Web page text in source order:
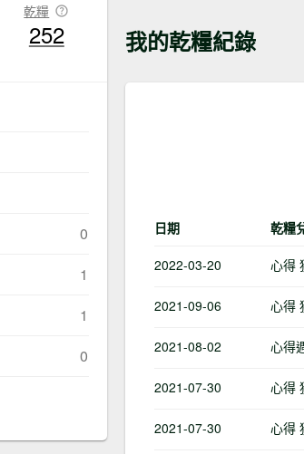
乾糧
252
0
1
1
0
我的乾糧紀錄
日期 乾糧
2022-03-20 心得
2021-09-06 心得
2021-08-02 心得
2021-07-30 心得
2021-07-30 心得